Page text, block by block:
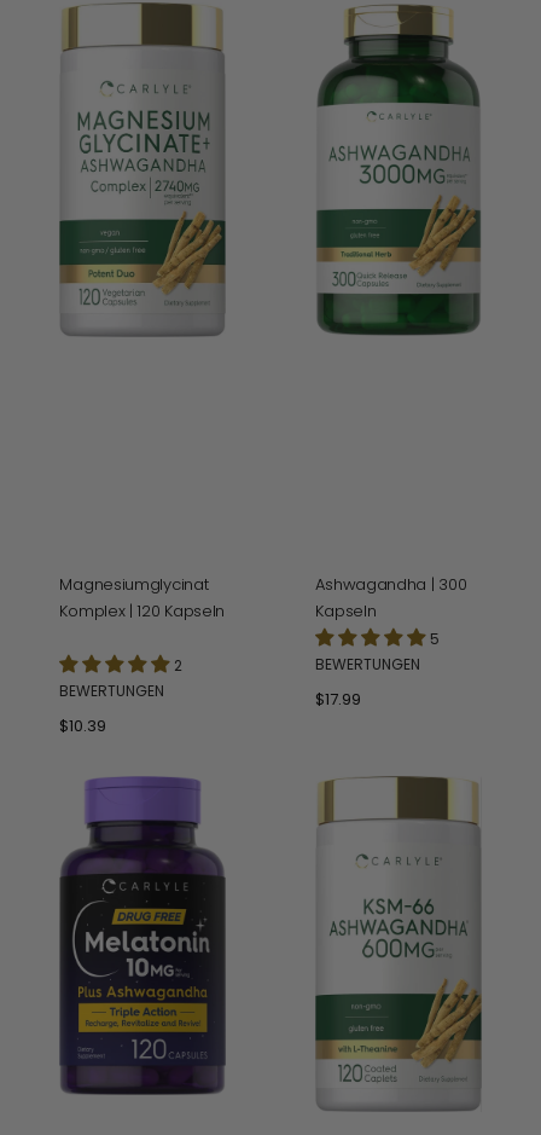
Magnesiumglycinat
Komplex
Kapseln
Magnesiumglycinat
Komplex | 120 Kapseln
2
BEWERTUNGEN
Normaler
$10.39
Ashwagandha
300
Kapseln
Ashwagandha | 300
Kapseln
5
BEWERTUNGEN
Normaler
$17.99
Melatonin
10mg
pro
Portion
Ashwagandha
120
Kapseln
KSM-
66
pro
Portion
120
Tabletten